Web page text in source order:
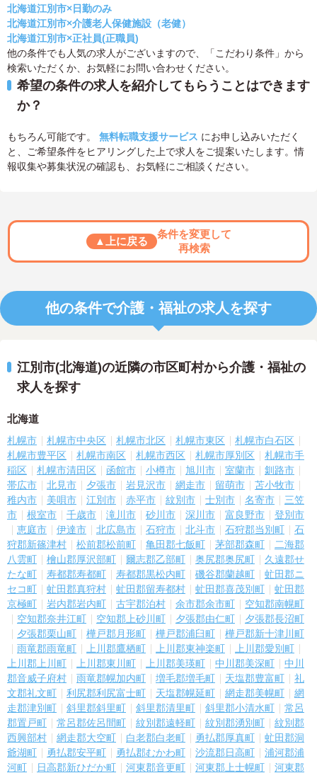
北海道江別市×日勤のみ
北海道江別市×介護老人保健施設（老健）
北海道江別市×正社員(正職員)
他の条件でも人気の求人がございますので、「こだわり条件」から
検索いただくか、お気軽にお問い合わせください。
希望の条件の求人を紹介してもらうことはできます
か？
もちろん可能です。 無料転職支援サービス にお申し込みいただく
と、ご希望条件をヒアリングした上で求人をご提案いたします。情
報収集や募集状況の確認も、お気軽にご相談ください。
▲上に戻る
条件を変更して
再検索
他の条件で介護・福祉の求人を探す
江別市(北海道)の近隣の市区町村から介護・福祉の
求人を探す
北海道
札幌市 札幌市中央区 札幌市北区 札幌市東区
札幌市白石区
札幌市豊平区
札幌市南区 札幌市西区 札幌市厚別区
札幌市手
稲区
札幌市清田区 函館市 小樽市 旭川市 室蘭市
釧路市
帯広市
北見市 夕張市 岩見沢市 網走市 留萌市
苫小牧市
稚内市
美唄市 江別市 赤平市 紋別市 士別市 名寄市
三笠
市
根室市 千歳市 滝川市 砂川市 深川市 富良野市
登別市
恵庭市
伊達市 北広島市 石狩市 北斗市 石狩郡当別町
石
狩郡新篠津村
松前郡松前町 亀田郡七飯町 茅部郡森町
二海郡
八雲町
檜山郡厚沢部町 爾志郡乙部町 奥尻郡奥尻町
久遠郡せ
たな町
寿都郡寿都町 寿都郡黒松内町 磯谷郡蘭越町
虻田郡ニ
セコ町
虻田郡真狩村 虻田郡留寿都村 虻田郡喜茂別町
虻田郡
京極町
岩内郡岩内町 古宇郡泊村 余市郡余市町
空知郡南幌町
空知郡奈井江町
空知郡上砂川町 夕張郡由仁町
夕張郡長沼町
夕張郡栗山町
樺戸郡月形町 樺戸郡浦臼町
樺戸郡新十津川町
雨竜郡雨竜町
上川郡鷹栖町 上川郡東神楽町
上川郡愛別町
上川郡上川町
上川郡東川町 上川郡美瑛町 中川郡美深町
中川
郡音威子府村
雨竜郡幌加内町 増毛郡増毛町 天塩郡豊富町
礼
文郡礼文町
利尻郡利尻富士町 天塩郡幌延町 網走郡美幌町
網
走郡津別町
斜里郡斜里町 斜里郡清里町 斜里郡小清水町
常呂
郡置戸町
常呂郡佐呂間町 紋別郡遠軽町 紋別郡湧別町
紋別郡
西興部村
網走郡大空町 白老郡白老町 勇払郡厚真町
虻田郡洞
爺湖町
勇払郡安平町 勇払郡むかわ町 沙流郡日高町
浦河郡浦
河町
日高郡新ひだか町 河東郡音更町 河東郡上士幌町 河東郡